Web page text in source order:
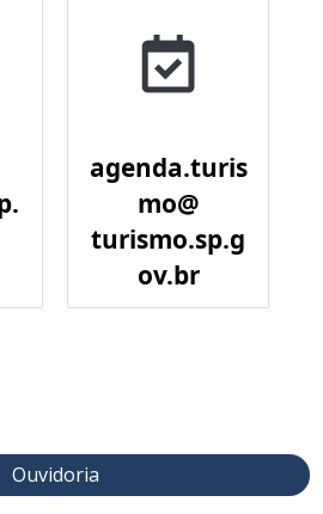
agenda.turis
mo@
turismo.sp.g
ov.br
Ouvidoria